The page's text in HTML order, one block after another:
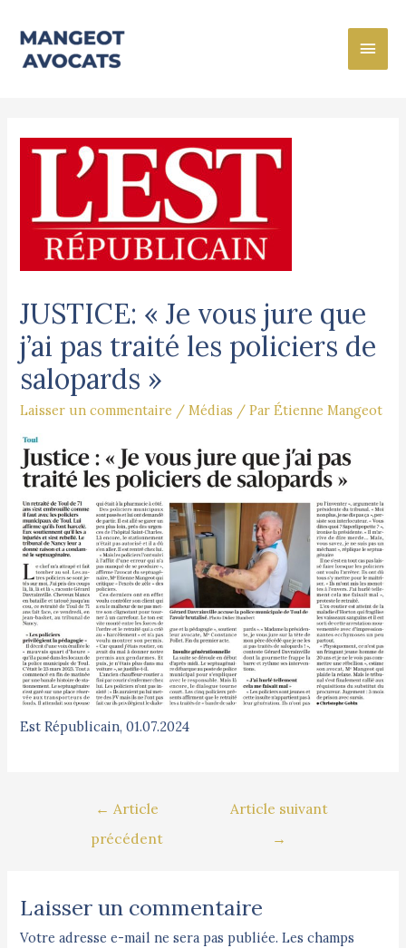
JUSTICE: « Je vous jure que
j’ai pas traité les policiers de
salopards »
Laisser un commentaire /Médias / ParÉtienne Mangeot
Est Républicain, 01.07.2024
← Article
précédent
Article suivant
→
Laisser un commentaire
Votre adresse e-mail ne sera pas publiée. Les champs